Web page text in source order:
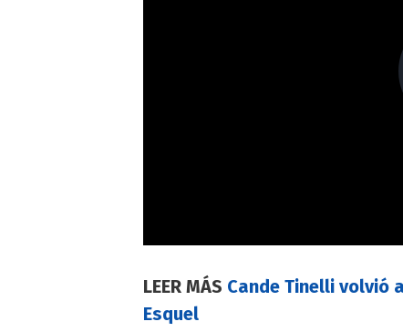
LEER MÁS Cande Tinelli volvió
Esquel